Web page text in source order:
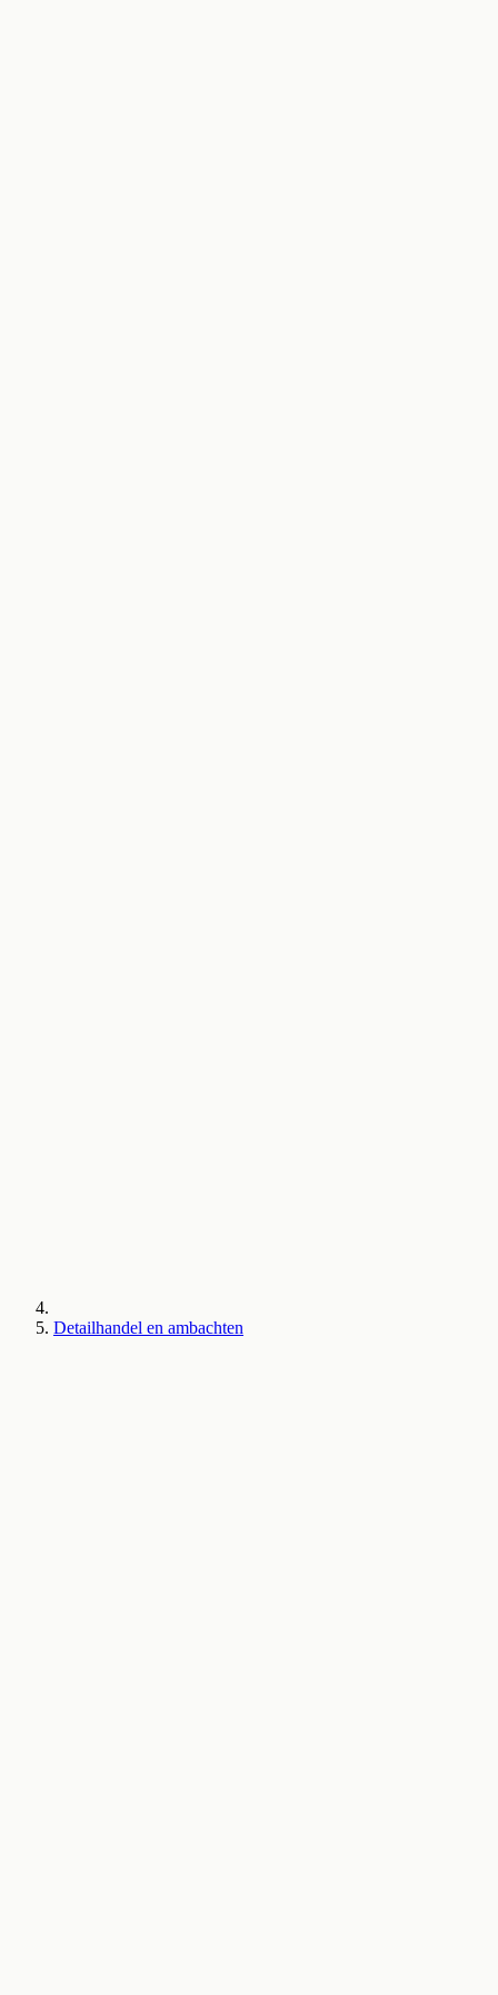
Detailhandel en ambachten